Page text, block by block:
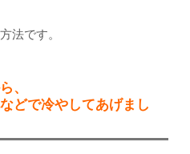
法です。
、
どで冷やしてあげまし